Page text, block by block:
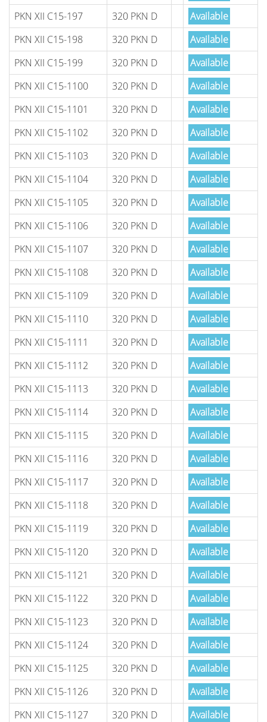
PKN XII C15-197
320 PKN D
Available
PKN XII C15-198
320 PKN D
Available
PKN XII C15-199
320 PKN D
Available
PKN XII C15-1100
320 PKN D
Available
PKN XII C15-1101
320 PKN D
Available
PKN XII C15-1102
320 PKN D
Available
PKN XII C15-1103
320 PKN D
Available
PKN XII C15-1104
320 PKN D
Available
PKN XII C15-1105
320 PKN D
Available
PKN XII C15-1106
320 PKN D
Available
PKN XII C15-1107
320 PKN D
Available
PKN XII C15-1108
320 PKN D
Available
PKN XII C15-1109
320 PKN D
Available
PKN XII C15-1110
320 PKN D
Available
PKN XII C15-1111
320 PKN D
Available
PKN XII C15-1112
320 PKN D
Available
PKN XII C15-1113
320 PKN D
Available
PKN XII C15-1114
320 PKN D
Available
PKN XII C15-1115
320 PKN D
Available
PKN XII C15-1116
320 PKN D
Available
PKN XII C15-1117
320 PKN D
Available
PKN XII C15-1118
320 PKN D
Available
PKN XII C15-1119
320 PKN D
Available
PKN XII C15-1120
320 PKN D
Available
PKN XII C15-1121
320 PKN D
Available
PKN XII C15-1122
320 PKN D
Available
PKN XII C15-1123
320 PKN D
Available
PKN XII C15-1124
320 PKN D
Available
PKN XII C15-1125
320 PKN D
Available
PKN XII C15-1126
320 PKN D
Available
PKN XII C15-1127
320 PKN D
Available